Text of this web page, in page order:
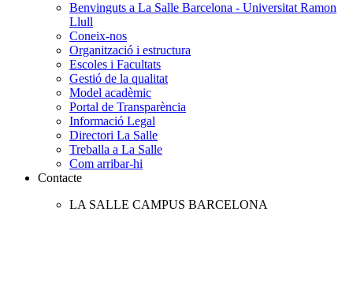
Benvinguts a La Salle Barcelona - Universitat Ramon
Llull
Coneix-nos
Organització i estructura
Escoles i Facultats
Gestió de la qualitat
Model acadèmic
Portal de Transparència
Informació Legal
Directori La Salle
Treballa a La Salle
Com arribar-hi
Contacte
LA SALLE CAMPUS BARCELONA